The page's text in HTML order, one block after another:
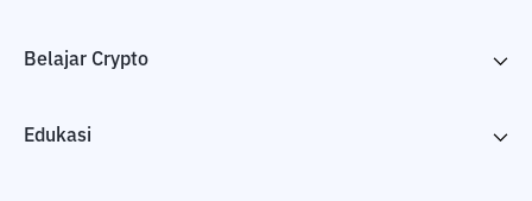
Belajar Crypto
Edukasi